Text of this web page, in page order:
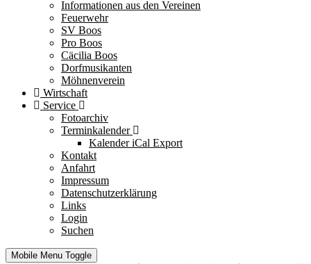
Informationen aus den Vereinen
Feuerwehr
SV Boos
Pro Boos
Cäcilia Boos
Dorfmusikanten
Möhnenverein
Wirtschaft
Service
Fotoarchiv
Terminkalender
Kalender iCal Export
Kontakt
Anfahrt
Impressum
Datenschutzerklärung
Links
Login
Suchen
Mobile Menu Toggle